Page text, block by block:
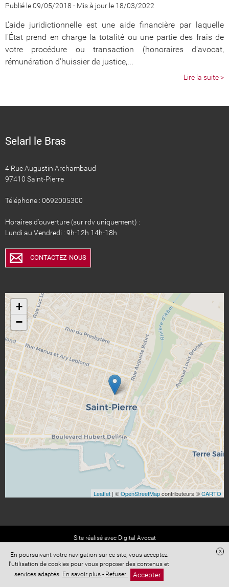
Publié le 09/05/2018 - Mis à jour le 18/03/2022
L'aide juridictionnelle est une aide financière par laquelle
l'État prend en charge la totalité ou une partie des frais de
votre procédure ou transaction (honoraires d'avocat,
rémunération d'huissier de justice,...
Lire la suite >
Selarl le Bras
4 Rue Augustin Archambaud
97410 Saint-Pierre
Téléphone : 0692005300
Horaires d'ouverture (sur rdv uniquement) :
Lundi au Vendredi : 9h-12h 14h-18h
CONTACTEZ-NOUS
+
−
Leaflet | ©OpenStreetMapcontributeurs ©CARTO
Site réalisé avec Digital Avocat
AAMTI - www.avocat-immo.fr
Accès administration
Confidentialité
Conditions Générales de Vente
Mentions légales
En poursuivant votre navigation sur ce site, vous acceptez
l'utilisation de cookies pour vous proposer des contenus et
services adaptés. En savoir plus - Refuser Accepter
x